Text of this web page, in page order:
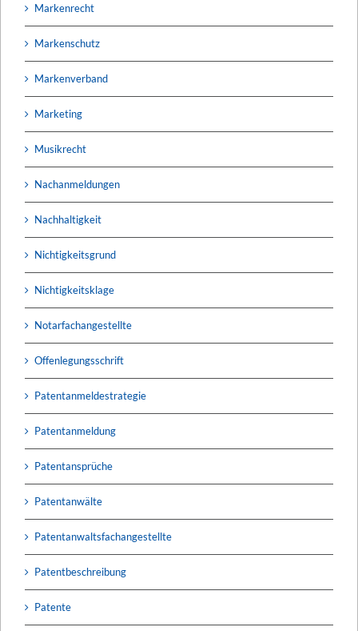
Markenrecht
Markenschutz
Markenverband
Marketing
Musikrecht
Nachanmeldungen
Nachhaltigkeit
Nichtigkeitsgrund
Nichtigkeitsklage
Notarfachangestellte
Offenlegungsschrift
Patentanmeldestrategie
Patentanmeldung
Patentansprüche
Patentanwälte
Patentanwaltsfachangestellte
Patentbeschreibung
Patente